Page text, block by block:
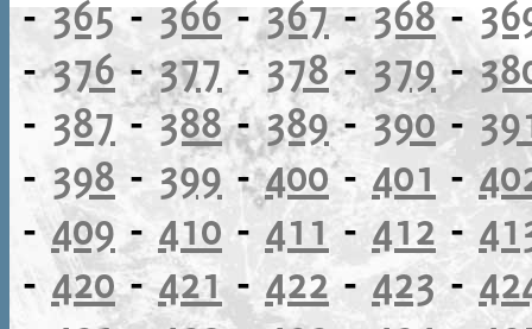
-365-366-367-368-
-376-377-378-379-
- 387-388-389-390-
- 398 - 399-400- 401 -
-409 -410 - 411 - 412 -
- 420-421-422 - 423 -